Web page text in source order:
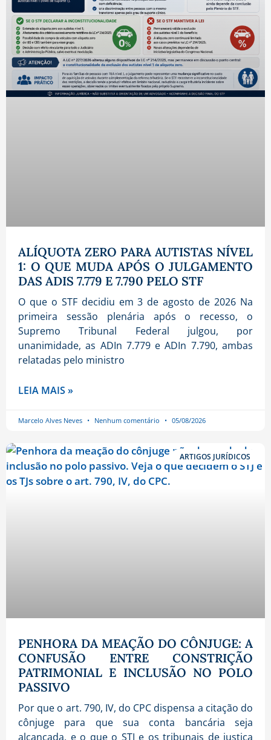
ALÍQUOTA ZERO PARA AUTISTAS NÍVEL
1: O QUE MUDA APÓS O JULGAMENTO
DAS ADIS 7.779 E 7.790 PELO STF
O que o STF decidiu em 3 de agosto de 2026 Na
primeira sessão plenária após o recesso, o
Supremo Tribunal Federal julgou, por
unanimidade, as ADIn 7.779 e ADIn 7.790, ambas
relatadas pelo ministro
LEIA MAIS »
Marcelo Alves Neves Nenhum comentário 05/08/2026
ARTIGOS JURÍDICOS
PENHORA DA MEAÇÃO DO CÔNJUGE: A
CONFUSÃO ENTRE CONSTRIÇÃO
PATRIMONIAL E INCLUSÃO NO POLO
PASSIVO
Por que o art. 790, IV, do CPC dispensa a citação do
cônjuge para que sua conta bancária seja
alcançada, e o que o STJ e os tribunais de justiça